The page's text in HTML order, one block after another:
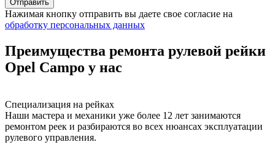
Нажимая кнопку отправить вы даете свое согласие на
обработку персональных данных
Преимущества ремонта рулевой рейки
Opel Campo у нас
Специализация на рейках
Наши мастера и механики уже более 12 лет занимаются
ремонтом реек и разбираются во всех нюансах эксплуатации
рулевого управления.